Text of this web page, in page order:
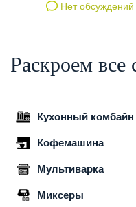
Нет обсуждений
Раскроем все
Кухонный комбайн
Кофемашина
Мультиварка
Миксеры